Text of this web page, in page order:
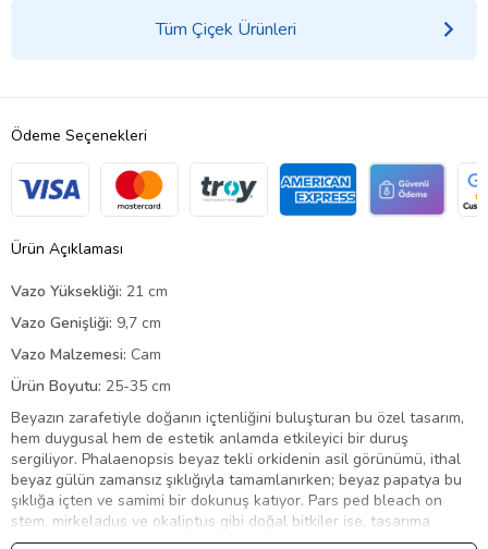
Tüm Çiçek Ürünleri
Ödeme Seçenekleri
Ürün Açıklaması
Vazo Yüksekliği: 21 cm
Vazo Genişliği: 9,7 cm
Vazo Malzemesi: Cam
Ürün Boyutu: 25-35 cm
Beyazın zarafetiyle doğanın içtenliğini buluşturan bu özel tasarım,
hem duygusal hem de estetik anlamda etkileyici bir duruş
sergiliyor. Phalaenopsis beyaz tekli orkidenin asil görünümü, ithal
beyaz gülün zamansız şıklığıyla tamamlanırken; beyaz papatya bu
şıklığa içten ve samimi bir dokunuş katıyor. Pars ped bleach on
stem, mirkeladus ve okaliptus gibi doğal bitkiler ise, tasarıma
dengeli bir doğallık kazandırıyor. Kurutulmuş limonun rustik tonları